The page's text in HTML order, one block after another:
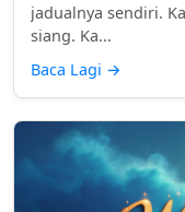
jadualnya sendiri.
siang. Ka...
Baca Lagi →